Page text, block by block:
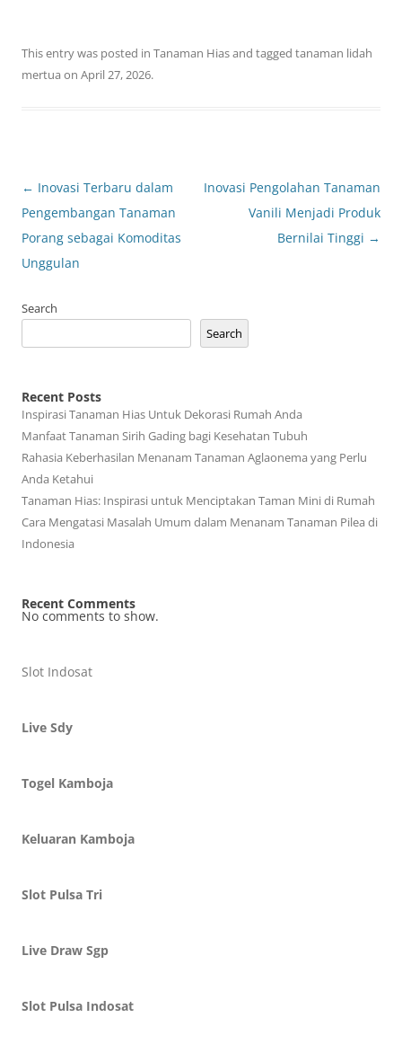
This entry was posted in Tanaman Hiasand tagged tanaman lidah
mertua on April 27, 2026.
Post
navigation
← Inovasi Terbaru dalam
Pengembangan Tanaman
Porang sebagai Komoditas
Unggulan
Inovasi Pengolahan Tanaman
Vanili Menjadi Produk
Bernilai Tinggi →
Search
Search
Recent Posts
Inspirasi Tanaman Hias Untuk Dekorasi Rumah Anda
Manfaat Tanaman Sirih Gading bagi Kesehatan Tubuh
Rahasia Keberhasilan Menanam Tanaman Aglaonema yang Perlu
Anda Ketahui
Tanaman Hias: Inspirasi untuk Menciptakan Taman Mini di Rumah
Cara Mengatasi Masalah Umum dalam Menanam Tanaman Pilea di
Indonesia
Recent Comments
No comments to show.
Slot Indosat
Live Sdy
Togel Kamboja
Keluaran Kamboja
Slot Pulsa Tri
Live Draw Sgp
Slot Pulsa Indosat